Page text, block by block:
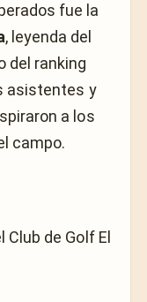
fue la
, leyenda del
del ranking
asistentes y
a los
campo.
de Golf El